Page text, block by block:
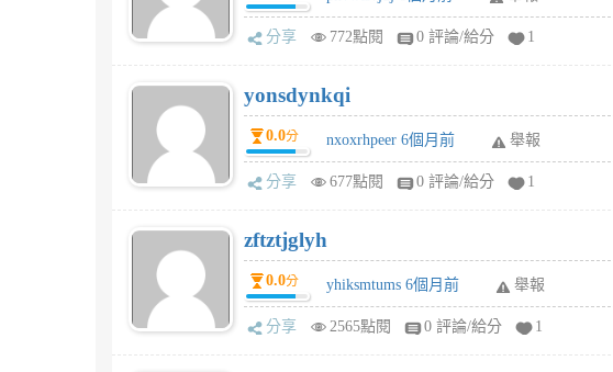
分享 772點閱 0 評論/給分 1
yonsdynkqi
0.0分 nxoxrhpeer 6個月前 舉報
分享 677點閱 0 評論/給分 1
zftztjglyh
0.0分 yhiksmtums 6個月前 舉報
分享 2565點閱 0 評論/給分 1